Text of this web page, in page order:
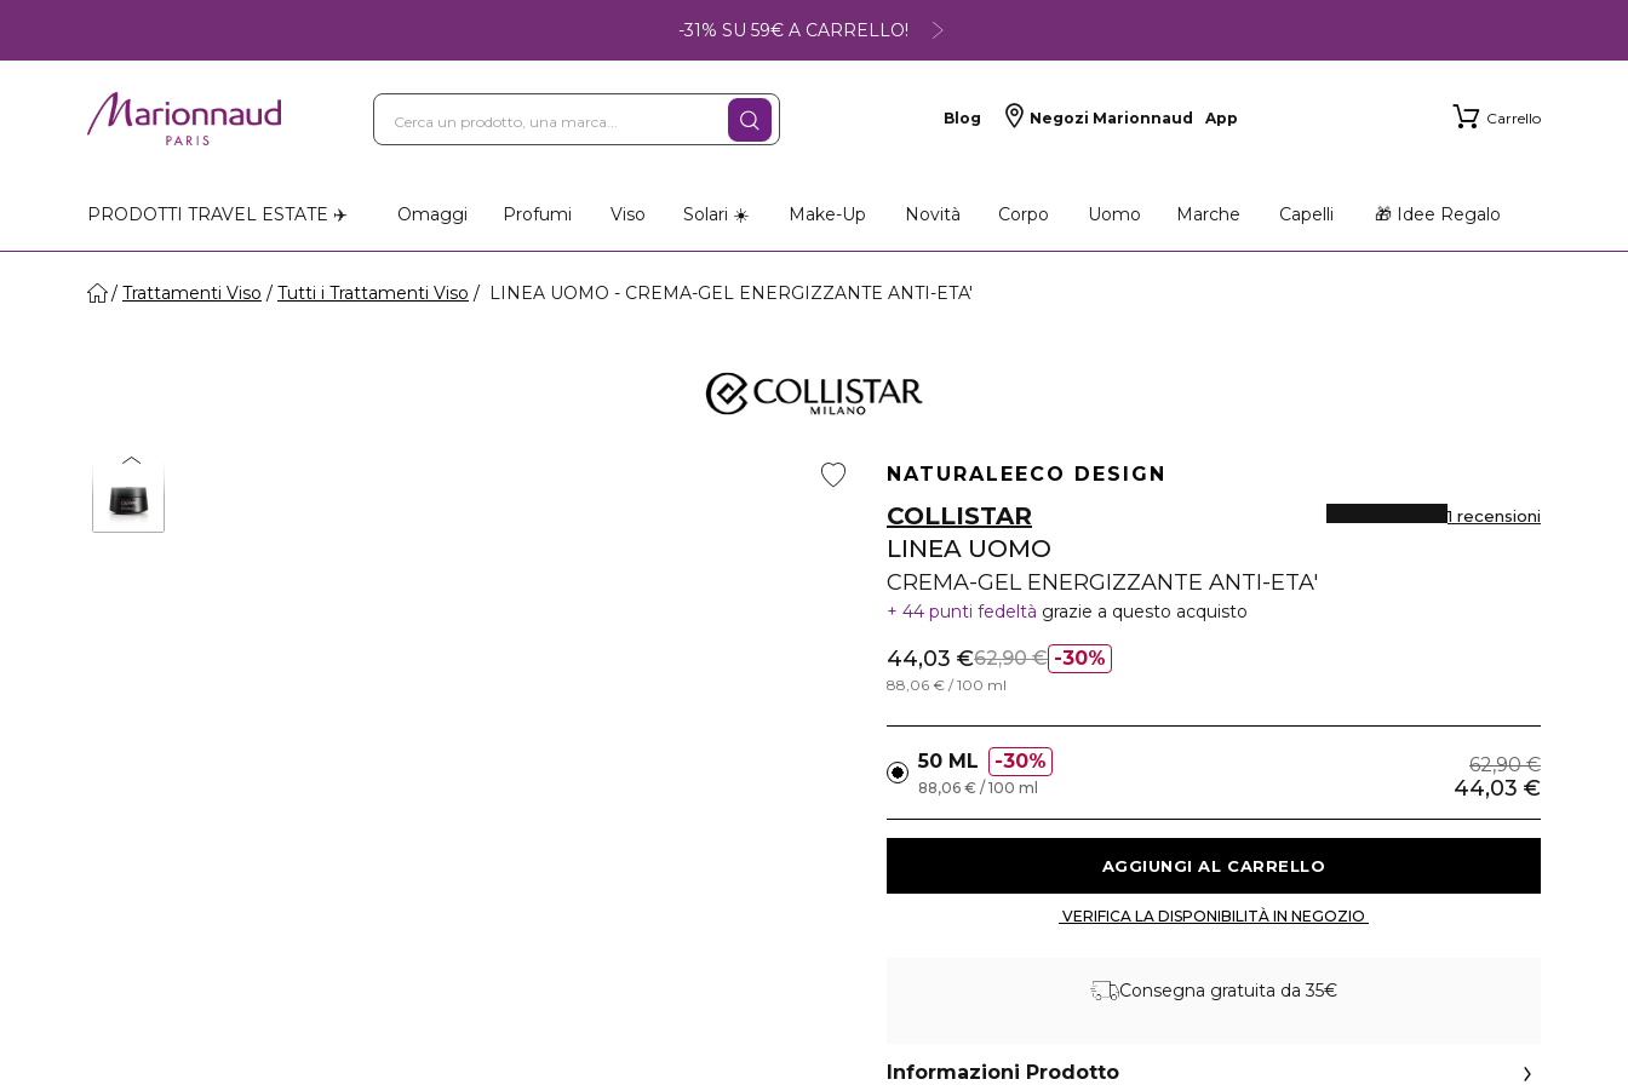
-31% SU 59€ A CARRELLO!
Blog Negozi Marionnaud App Carrello
PRODOTTI TRAVEL ESTATE ✈️ Omaggi Profumi Viso Solari ☀️ Make-Up Novità Corpo Uomo Marche Capelli 🎁 Idee Regalo
Trattamenti Viso Tutti i Trattamenti Viso LINEA UOMO - CREMA-GEL ENERGIZZANTE ANTI-ETA'
NATURALEECO DESIGN
COLLISTAR
LINEA UOMO
CREMA-GEL ENERGIZZANTE ANTI-ETA'
1 recensioni
44 punti fedeltà grazie a questo acquisto
30%
44,03 €62,90 €
88,06 € / 100 ml
50 ML 30% 62,90 €
44,03 €
88,06 € / 100 ml
Consegna gratuita da 35€
Informazioni Prodotto